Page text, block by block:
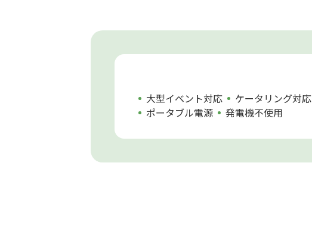
大型イベント対応 ケータリング対応
ポータブル電源
発電機不使用